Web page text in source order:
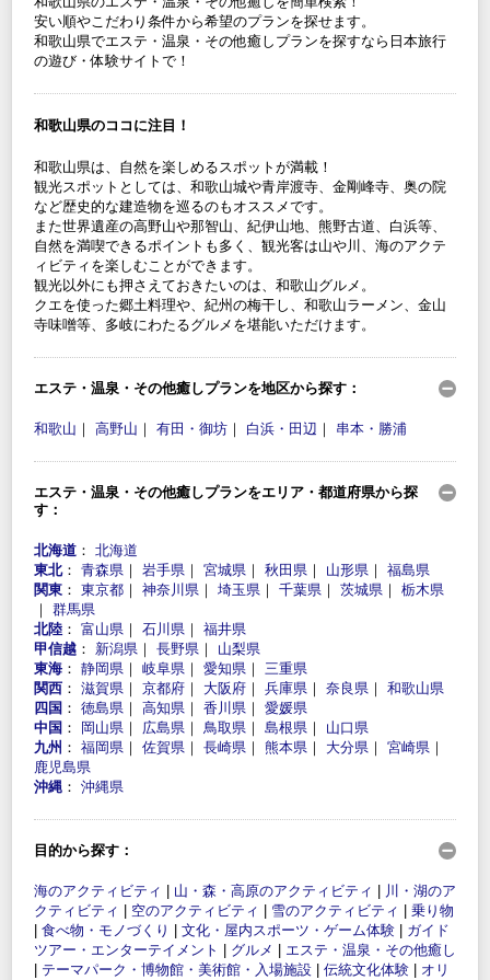
安い順やこだわり条件から希望のプランを探せます。
和歌山県でエステ・温泉・その他癒しプランを探すなら日本旅行
の遊び・体験サイトで！
和歌山県のココに注目！
和歌山県は、自然を楽しめるスポットが満載！
観光スポットとしては、和歌山城や青岸渡寺、金剛峰寺、奥の院
など歴史的な建造物を巡るのもオススメです。
また世界遺産の高野山や那智山、紀伊山地、熊野古道、白浜等、
自然を満喫できるポイントも多く、観光客は山や川、海のアクテ
ィビティを楽しむことができます。
観光以外にも押さえておきたいのは、和歌山グルメ。
クエを使った郷土料理や、紀州の梅干し、和歌山ラーメン、金山
寺味噌等、多岐にわたるグルメを堪能いただけます。
エステ・温泉・その他癒しプランを地区から探す：
和歌山 ｜ 高野山 ｜ 有田・御坊 ｜ 白浜・田辺 ｜ 串本・勝浦
エステ・温泉・その他癒しプランをエリア・都道府県から探
す：
北海道 ： 北海道
東北： 青森県 ｜ 岩手県 ｜ 宮城県 ｜ 秋田県 ｜ 山形県 ｜ 福島県
関東 ： 東京都 ｜ 神奈川県 ｜ 埼玉県 ｜ 千葉県 ｜ 茨城県 ｜ 栃木県
｜ 群馬県
北陸 ： 富山県 ｜ 石川県 ｜ 福井県
甲信越 ： 新潟県 ｜ 長野県 ｜ 山梨県
東海 ： 静岡県 ｜ 岐阜県 ｜ 愛知県 ｜ 三重県
関西 ： 滋賀県 ｜ 京都府 ｜ 大阪府 ｜ 兵庫県 ｜ 奈良県 ｜ 和歌山県
四国 ： 徳島県 ｜ 高知県 ｜ 香川県 ｜ 愛媛県
中国 ： 岡山県 ｜ 広島県 ｜ 鳥取県 ｜ 島根県 ｜ 山口県
九州 ： 福岡県 ｜ 佐賀県 ｜ 長崎県 ｜ 熊本県 ｜ 大分県 ｜ 宮崎県 ｜
鹿児島県
沖縄 ： 沖縄県
目的から探す：
海のアクティビティ 山・森・高原のアクティビティ
川・湖のア
クティビティ
空のアクティビティ 雪のアクティビティ
乗り物
食べ物・モノづくり 文化・屋内スポーツ・ゲーム体験
ガイド
ツアー・エンターテイメント
グルメ
エステ・温泉・その他癒し
テーマパーク・博物館・美術館・入場施設 伝統文化体験
オリ